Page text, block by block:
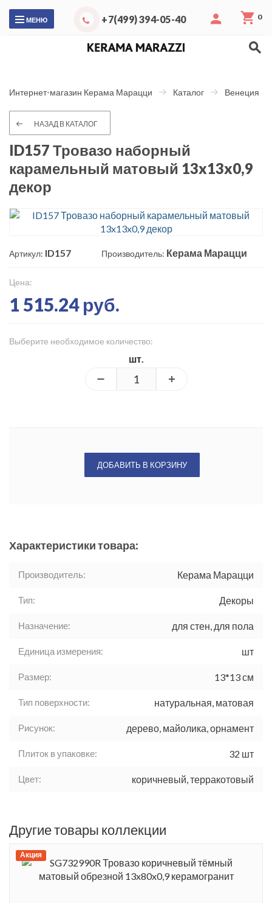
МЕНЮ +7(499) 394-05-40 0
Интернет-магазин Керама Марацци Каталог Венеция
НАЗАД В КАТАЛОГ
ID157 Тровазо наборный
карамельный матовый 13x13x0,9
декор
Артикул: ID157 Производитель: Керама Марацци
Цена:
1 515.24 руб.
Выберите необходимое количество:
шт.
ДОБАВИТЬ В КОРЗИНУ
Характеристики товара:
Производитель: Керама Марацци
Тип: Декоры
Назначение: для стен, для пола
Единица измерения: шт
Размер: 13*13 см
Тип поверхности: натуральная, матовая
Рисунок: дерево, майолика, орнамент
Плиток в упаковке: 32 шт
Цвет: коричневый, терракотовый
Другие товары коллекции
Акция